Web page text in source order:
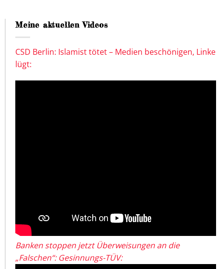
Meine aktuellen Videos
CSD Berlin: Islamist tötet – Medien beschönigen, Linke
lügt:
Banken stoppen jetzt Überweisungen an die
„Falschen“: Gesinnungs-TÜV: